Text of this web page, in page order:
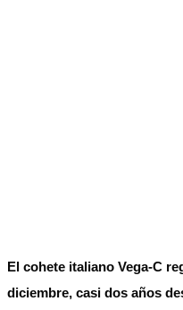
El cohete italiano Vega-C
diciembre, casi dos años